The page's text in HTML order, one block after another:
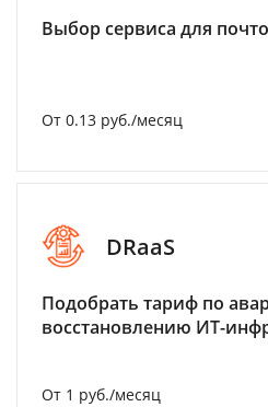
Выбор сервиса для
От 0.13 руб./месяц
DRaaS
Подобрать тариф по
восстановлению ИТ-
От 1 руб./месяц